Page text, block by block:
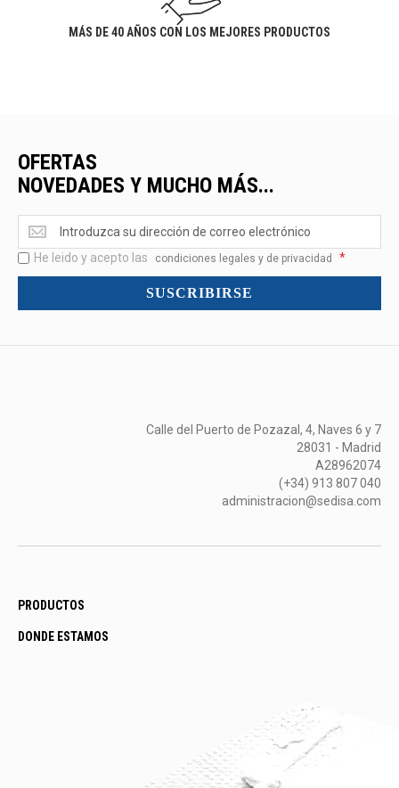
MÁS DE 40 AÑOS CON LOS MEJORES PRODUCTOS
OFERTAS
NOVEDADES Y MUCHO MÁS...
Ofertas
<br>Novedades
y
mucho
He leido y acepto las condiciones legales y de privacidad *
SUSCRIBIRSE
Calle del Puerto de Pozazal, 4, Naves 6 y 7
28031 - Madrid
A28962074
(+34) 913 807 040
administracion@sedisa.com
PRODUCTOS
DONDE ESTAMOS